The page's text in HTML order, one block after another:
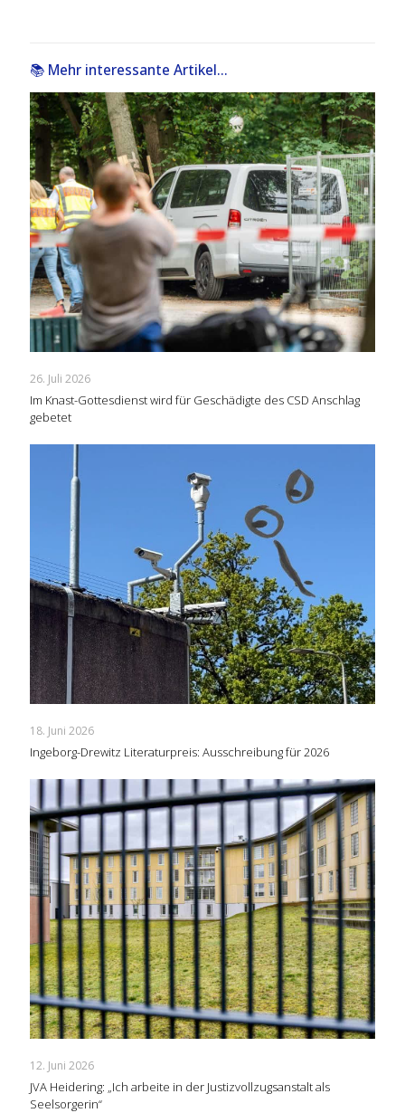
📚 Mehr interessante Artikel...
26. Juli 2026
Im Knast-Gottesdienst wird für Geschädigte des CSD Anschlag
gebetet
18. Juni 2026
Ingeborg-Drewitz Literaturpreis: Ausschreibung für 2026
12. Juni 2026
JVA Heidering: „Ich arbeite in der Justizvollzugsanstalt als
Seelsorgerin“